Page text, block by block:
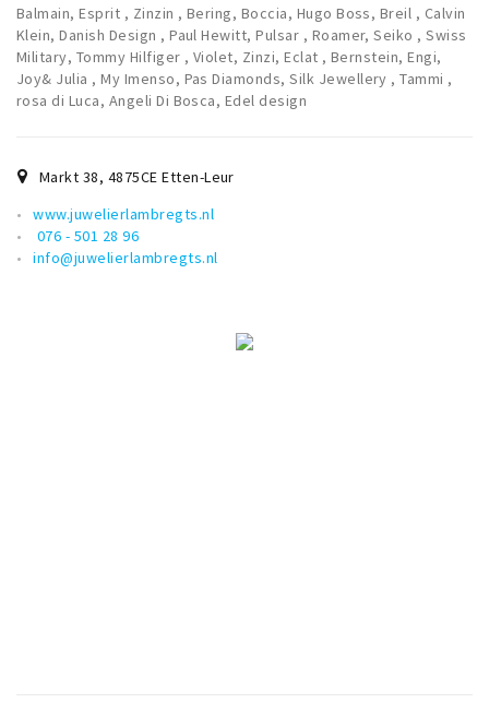
Inloggen
Balmain, Esprit , Zinzin , Bering, Boccia, Hugo Boss, Breil , Calvin
Klein, Danish Design , Paul Hewitt, Pulsar , Roamer, Seiko , Swiss
Military, Tommy Hilfiger , Violet, Zinzi, Eclat , Bernstein, Engi,
Joy& Julia , My Imenso, Pas Diamonds, Silk Jewellery , Tammi ,
rosa di Luca, Angeli Di Bosca, Edel design
Markt 38, 4875CE Etten-Leur
www.juwelierlambregts.nl
076 - 501 28 96
info@juwelierlambregts.nl